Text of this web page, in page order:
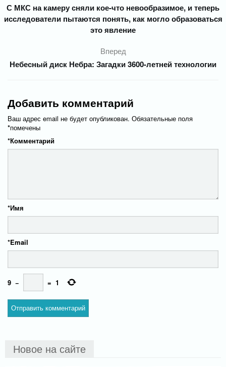
С МКС на камеру сняли кое-что невообразимое, и теперь
исследователи пытаются понять, как могло образоваться
это явление
Вперед
Небесный диск Небра: Загадки 3600-летней технологии
Добавить комментарий
Ваш адрес email не будет опубликован. Обязательные поля
помечены
*
Комментарий
*
Имя
*
Email
*
9 − = 1
Новое на сайте